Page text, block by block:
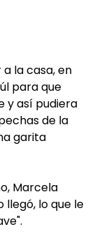
la casa, en
para que
y así pudiera
de la
garita
Marcela
llegó, lo que le